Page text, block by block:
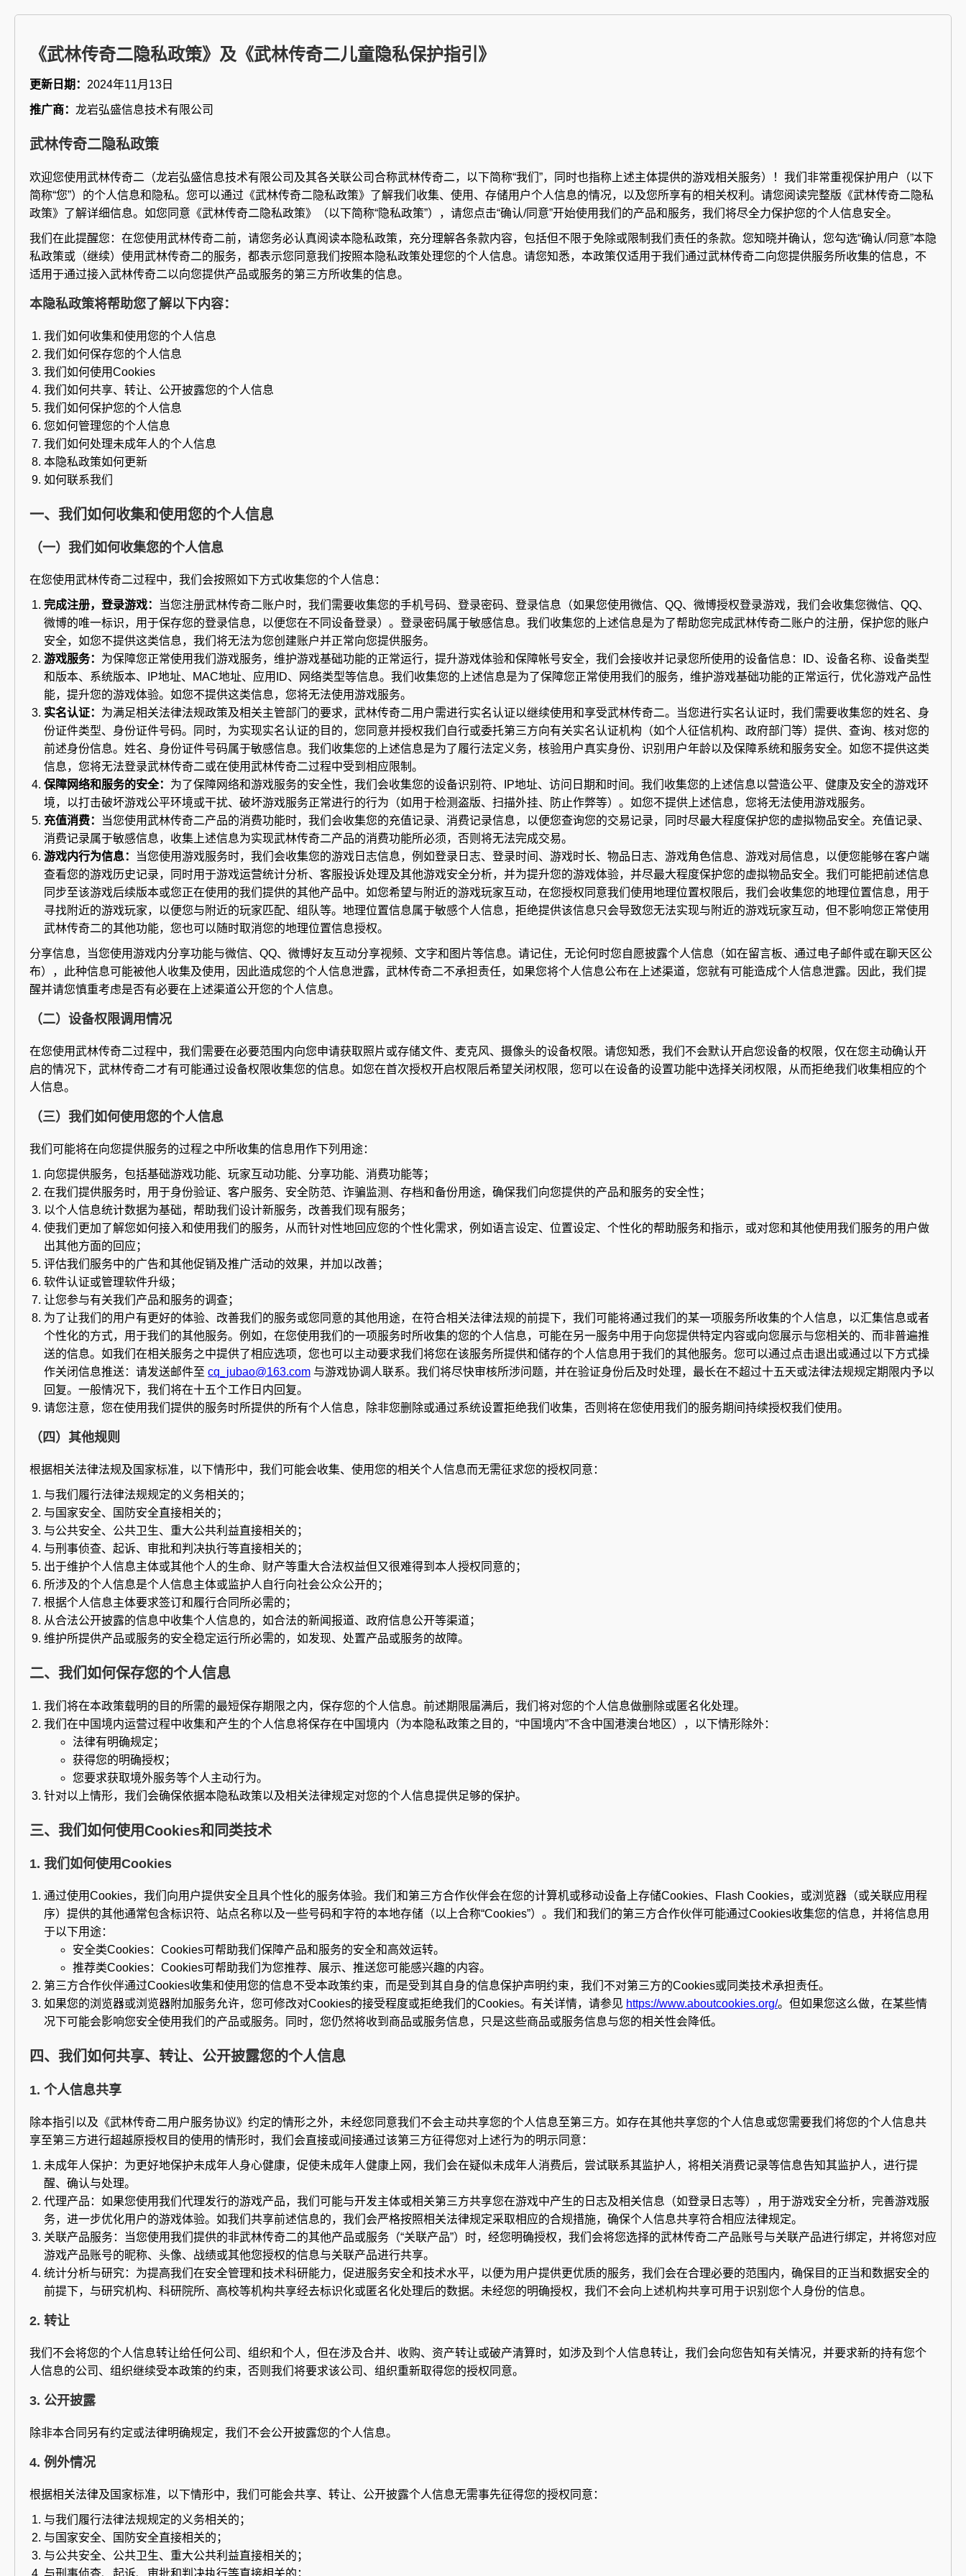
《武林传奇二隐私政策》及《武林传奇二儿童隐私保护指引》
更新日期： 2024年11月13日
推广商： 龙岩弘盛信息技术有限公司
武林传奇二隐私政策
欢迎您使用武林传奇二（龙岩弘盛信息技术有限公司及其各关联公司合称武林传奇二，以下简称“我们”，同时也指称上述主体提供的游戏相关服务）！我们非常重视保护用户（以下
简称“您”）的个人信息和隐私。您可以通过《武林传奇二隐私政策》了解我们收集、使用、存储用户个人信息的情况，以及您所享有的相关权利。请您阅读完整版《武林传奇二隐私
政策》了解详细信息。如您同意《武林传奇二隐私政策》（以下简称“隐私政策”），请您点击“确认/同意”开始使用我们的产品和服务，我们将尽全力保护您的个人信息安全。
我们在此提醒您：在您使用武林传奇二前，请您务必认真阅读本隐私政策，充分理解各条款内容，包括但不限于免除或限制我们责任的条款。您知晓并确认，您勾选“确认/同意”本隐
私政策或（继续）使用武林传奇二的服务，都表示您同意我们按照本隐私政策处理您的个人信息。请您知悉，本政策仅适用于我们通过武林传奇二向您提供服务所收集的信息，不
适用于通过接入武林传奇二以向您提供产品或服务的第三方所收集的信息。
本隐私政策将帮助您了解以下内容：
我们如何收集和使用您的个人信息
我们如何保存您的个人信息
我们如何使用Cookies
我们如何共享、转让、公开披露您的个人信息
我们如何保护您的个人信息
您如何管理您的个人信息
我们如何处理未成年人的个人信息
本隐私政策如何更新
如何联系我们
一、我们如何收集和使用您的个人信息
（一）我们如何收集您的个人信息
在您使用武林传奇二过程中，我们会按照如下方式收集您的个人信息：
完成注册，登录游戏：
当您注册武林传奇二账户时，我们需要收集您的手机号码、登录密码、登录信息（如果您使用微信、QQ、微博授权登录游戏，我们会收集您微信、QQ、
微博的唯一标识，用于保存您的登录信息，以便您在不同设备登录）。登录密码属于敏感信息。我们收集您的上述信息是为了帮助您完成武林传奇二账户的注册，保护您的账户
安全，如您不提供这类信息，我们将无法为您创建账户并正常向您提供服务。
游戏服务： 为保障您正常使用我们游戏服务，维护游戏基础功能的正常运行，提升游戏体验和保障帐号安全，我们会接收并记录您所使用的设备信息：ID、设备名称、设备类型
和版本、系统版本、IP地址、MAC地址、应用ID、网络类型等信息。我们收集您的上述信息是为了保障您正常使用我们的服务，维护游戏基础功能的正常运行，优化游戏产品性
能，提升您的游戏体验。如您不提供这类信息，您将无法使用游戏服务。
实名认证： 为满足相关法律法规政策及相关主管部门的要求，武林传奇二用户需进行实名认证以继续使用和享受武林传奇二。当您进行实名认证时，我们需要收集您的姓名、身
份证件类型、身份证件号码。同时，为实现实名认证的目的，您同意并授权我们自行或委托第三方向有关实名认证机构（如个人征信机构、政府部门等）提供、查询、核对您的
前述身份信息。姓名、身份证件号码属于敏感信息。我们收集您的上述信息是为了履行法定义务，核验用户真实身份、识别用户年龄以及保障系统和服务安全。如您不提供这类
信息，您将无法登录武林传奇二或在使用武林传奇二过程中受到相应限制。
保障网络和服务的安全： 为了保障网络和游戏服务的安全性，我们会收集您的设备识别符、IP地址、访问日期和时间。我们收集您的上述信息以营造公平、健康及安全的游戏环
境，以打击破坏游戏公平环境或干扰、破坏游戏服务正常进行的行为（如用于检测盗版、扫描外挂、防止作弊等）。如您不提供上述信息，您将无法使用游戏服务。
充值消费：
当您使用武林传奇二产品的消费功能时，我们会收集您的充值记录、消费记录信息，以便您查询您的交易记录，同时尽最大程度保护您的虚拟物品安全。充值记录、
消费记录属于敏感信息，收集上述信息为实现武林传奇二产品的消费功能所必须，否则将无法完成交易。
游戏内行为信息：
当您使用游戏服务时，我们会收集您的游戏日志信息，例如登录日志、登录时间、游戏时长、物品日志、游戏角色信息、游戏对局信息，以便您能够在客户端
查看您的游戏历史记录，同时用于游戏运营统计分析、客服投诉处理及其他游戏安全分析，并为提升您的游戏体验，并尽最大程度保护您的虚拟物品安全。我们可能把前述信息
同步至该游戏后续版本或您正在使用的我们提供的其他产品中。如您希望与附近的游戏玩家互动，在您授权同意我们使用地理位置权限后，我们会收集您的地理位置信息，用于
寻找附近的游戏玩家，以便您与附近的玩家匹配、组队等。地理位置信息属于敏感个人信息，拒绝提供该信息只会导致您无法实现与附近的游戏玩家互动，但不影响您正常使用
武林传奇二的其他功能，您也可以随时取消您的地理位置信息授权。
分享信息，当您使用游戏内分享功能与微信、QQ、微博好友互动分享视频、文字和图片等信息。请记住，无论何时您自愿披露个人信息（如在留言板、通过电子邮件或在聊天区公
布），此种信息可能被他人收集及使用，因此造成您的个人信息泄露，武林传奇二不承担责任，如果您将个人信息公布在上述渠道，您就有可能造成个人信息泄露。因此，我们提
醒并请您慎重考虑是否有必要在上述渠道公开您的个人信息。
（二）设备权限调用情况
在您使用武林传奇二过程中，我们需要在必要范围内向您申请获取照片或存储文件、麦克风、摄像头的设备权限。请您知悉，我们不会默认开启您设备的权限，仅在您主动确认开
启的情况下，武林传奇二才有可能通过设备权限收集您的信息。如您在首次授权开启权限后希望关闭权限，您可以在设备的设置功能中选择关闭权限，从而拒绝我们收集相应的个
人信息。
（三）我们如何使用您的个人信息
我们可能将在向您提供服务的过程之中所收集的信息用作下列用途：
向您提供服务，包括基础游戏功能、玩家互动功能、分享功能、消费功能等；
在我们提供服务时，用于身份验证、客户服务、安全防范、诈骗监测、存档和备份用途，确保我们向您提供的产品和服务的安全性；
以个人信息统计数据为基础，帮助我们设计新服务，改善我们现有服务；
使我们更加了解您如何接入和使用我们的服务，从而针对性地回应您的个性化需求，例如语言设定、位置设定、个性化的帮助服务和指示，或对您和其他使用我们服务的用户做
出其他方面的回应；
评估我们服务中的广告和其他促销及推广活动的效果，并加以改善；
软件认证或管理软件升级；
让您参与有关我们产品和服务的调查；
为了让我们的用户有更好的体验、改善我们的服务或您同意的其他用途，在符合相关法律法规的前提下，我们可能将通过我们的某一项服务所收集的个人信息，以汇集信息或者
个性化的方式，用于我们的其他服务。例如，在您使用我们的一项服务时所收集的您的个人信息，可能在另一服务中用于向您提供特定内容或向您展示与您相关的、而非普遍推
送的信息。如我们在相关服务之中提供了相应选项，您也可以主动要求我们将您在该服务所提供和储存的个人信息用于我们的其他服务。您可以通过点击退出或通过以下方式操
作关闭信息推送：请发送邮件至 cq_jubao@163.com 与游戏协调人联系。我们将尽快审核所涉问题，并在验证身份后及时处理，最长在不超过十五天或法律法规规定期限内予以
回复。一般情况下，我们将在十五个工作日内回复。
请您注意，您在使用我们提供的服务时所提供的所有个人信息，除非您删除或通过系统设置拒绝我们收集，否则将在您使用我们的服务期间持续授权我们使用。
（四）其他规则
根据相关法律法规及国家标准，以下情形中，我们可能会收集、使用您的相关个人信息而无需征求您的授权同意：
与我们履行法律法规规定的义务相关的；
与国家安全、国防安全直接相关的；
与公共安全、公共卫生、重大公共利益直接相关的；
与刑事侦查、起诉、审批和判决执行等直接相关的；
出于维护个人信息主体或其他个人的生命、财产等重大合法权益但又很难得到本人授权同意的；
所涉及的个人信息是个人信息主体或监护人自行向社会公众公开的；
根据个人信息主体要求签订和履行合同所必需的；
从合法公开披露的信息中收集个人信息的，如合法的新闻报道、政府信息公开等渠道；
维护所提供产品或服务的安全稳定运行所必需的，如发现、处置产品或服务的故障。
二、我们如何保存您的个人信息
我们将在本政策载明的目的所需的最短保存期限之内，保存您的个人信息。前述期限届满后，我们将对您的个人信息做删除或匿名化处理。
我们在中国境内运营过程中收集和产生的个人信息将保存在中国境内（为本隐私政策之目的，“中国境内”不含中国港澳台地区），以下情形除外：
法律有明确规定；
获得您的明确授权；
您要求获取境外服务等个人主动行为。
针对以上情形，我们会确保依据本隐私政策以及相关法律规定对您的个人信息提供足够的保护。
三、我们如何使用Cookies和同类技术
1. 我们如何使用Cookies
通过使用Cookies，我们向用户提供安全且具个性化的服务体验。我们和第三方合作伙伴会在您的计算机或移动设备上存储Cookies、Flash Cookies，或浏览器（或关联应用程
序）提供的其他通常包含标识符、站点名称以及一些号码和字符的本地存储（以上合称“Cookies”）。我们和我们的第三方合作伙伴可能通过Cookies收集您的信息，并将信息用
于以下用途：
安全类Cookies：Cookies可帮助我们保障产品和服务的安全和高效运转。
推荐类Cookies：Cookies可帮助我们为您推荐、展示、推送您可能感兴趣的内容。
第三方合作伙伴通过Cookies收集和使用您的信息不受本政策约束，而是受到其自身的信息保护声明约束，我们不对第三方的Cookies或同类技术承担责任。
如果您的浏览器或浏览器附加服务允许，您可修改对Cookies的接受程度或拒绝我们的Cookies。有关详情，请参见 https://www.aboutcookies.org/。但如果您这么做，在某些情
况下可能会影响您安全使用我们的产品或服务。同时，您仍然将收到商品或服务信息，只是这些商品或服务信息与您的相关性会降低。
四、我们如何共享、转让、公开披露您的个人信息
1. 个人信息共享
除本指引以及《武林传奇二用户服务协议》约定的情形之外，未经您同意我们不会主动共享您的个人信息至第三方。如存在其他共享您的个人信息或您需要我们将您的个人信息共
享至第三方进行超越原授权目的使用的情形时，我们会直接或间接通过该第三方征得您对上述行为的明示同意：
未成年人保护：为更好地保护未成年人身心健康，促使未成年人健康上网，我们会在疑似未成年人消费后，尝试联系其监护人，将相关消费记录等信息告知其监护人，进行提
醒、确认与处理。
代理产品：如果您使用我们代理发行的游戏产品，我们可能与开发主体或相关第三方共享您在游戏中产生的日志及相关信息（如登录日志等），用于游戏安全分析，完善游戏服
务，进一步优化用户的游戏体验。如我们共享前述信息的，我们会严格按照相关法律规定采取相应的合规措施，确保个人信息共享符合相应法律规定。
关联产品服务：当您使用我们提供的非武林传奇二的其他产品或服务（“关联产品”）时，经您明确授权，我们会将您选择的武林传奇二产品账号与关联产品进行绑定，并将您对应
游戏产品账号的昵称、头像、战绩或其他您授权的信息与关联产品进行共享。
统计分析与研究：为提高我们在安全管理和技术科研能力，促进服务安全和技术水平，以便为用户提供更优质的服务，我们会在合理必要的范围内，确保目的正当和数据安全的
前提下，与研究机构、科研院所、高校等机构共享经去标识化或匿名化处理后的数据。未经您的明确授权，我们不会向上述机构共享可用于识别您个人身份的信息。
2. 转让
我们不会将您的个人信息转让给任何公司、组织和个人，但在涉及合并、收购、资产转让或破产清算时，如涉及到个人信息转让，我们会向您告知有关情况，并要求新的持有您个
人信息的公司、组织继续受本政策的约束，否则我们将要求该公司、组织重新取得您的授权同意。
3. 公开披露
除非本合同另有约定或法律明确规定，我们不会公开披露您的个人信息。
4. 例外情况
根据相关法律及国家标准，以下情形中，我们可能会共享、转让、公开披露个人信息无需事先征得您的授权同意：
与我们履行法律法规规定的义务相关的；
与国家安全、国防安全直接相关的；
与公共安全、公共卫生、重大公共利益直接相关的；
与刑事侦查、起诉、审批和判决执行等直接相关的；